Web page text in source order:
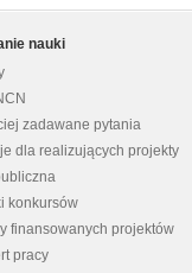
nauki
zadawane pytania
dla realizujących projekty
konkursów
finansowanych projektów
pracy